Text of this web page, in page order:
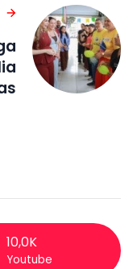
10,0K
Youtube